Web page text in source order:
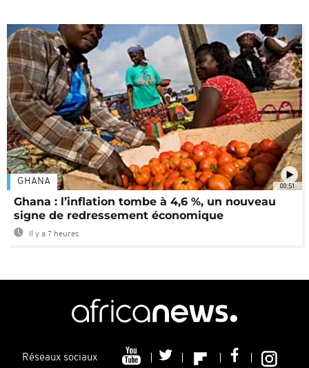
00:51
GHANA
Ghana : l’inflation tombe à 4,6 %, un nouveau
signe de redressement économique
Il y a 7 heures
Réseaux sociaux